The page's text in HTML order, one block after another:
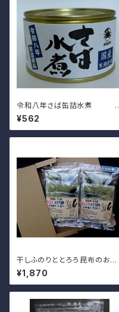
令和八年さば缶詰水煮
¥562
干しふのりととろろ昆布のお味
噌汁5食入×2袋
¥1,870